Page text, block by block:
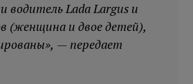
водитель Lada Largus и
(женщина и двое детей),
— передает